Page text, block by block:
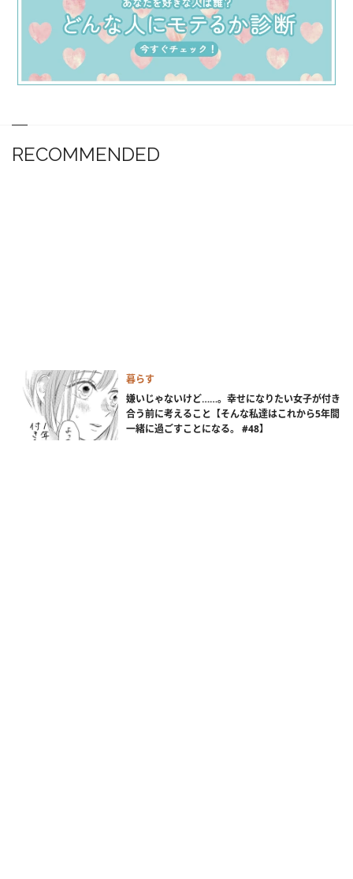
RECOMMENDED
暮らす
嫌いじゃないけど……。幸せになりたい女子が付き
合う前に考えること【そんな私達はこれから5年間
一緒に過ごすことになる。 #48】